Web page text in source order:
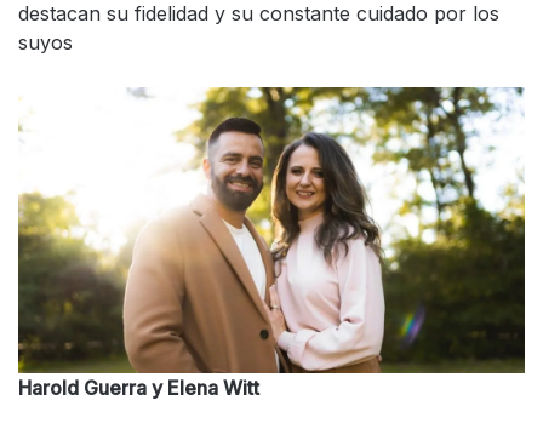
destacan su fidelidad y su constante cuidado por los
suyos
Harold Guerra y Elena Witt